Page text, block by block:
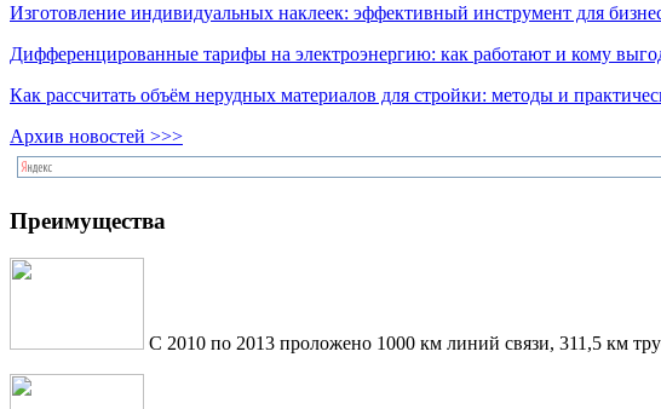
Изготовление индивидуальных наклеек: эффективный инструмент для
Дифференцированные тарифы на электроэнергию: как работают и кому
Как рассчитать объём нерудных материалов для стройки: методы и
Архив новостей >>>
Преимущества
С 2010 по 2013 проложено 1000 км линий связи, 311,5 км